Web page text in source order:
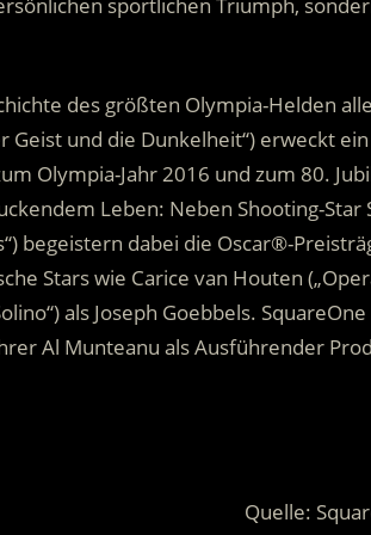
des größten Olympia-Helden
Geist und die Dunkelheit“) erweckt
Olympia-Jahr 2016 und zum 80.
Leben: Neben Shooting-Star
begeistern dabei die Oscar®-
Stars wie Carice van Houten
als Joseph Goebbels.
Al Munteanu als Ausführender
Quelle: